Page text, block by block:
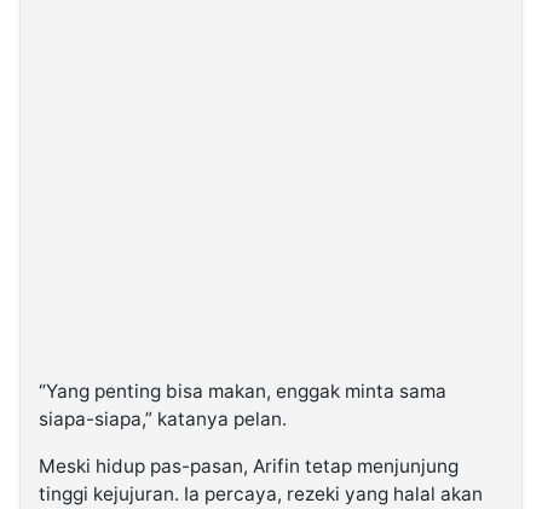
“Yang penting bisa makan, enggak minta sama
siapa-siapa,” katanya pelan.
Meski hidup pas-pasan, Arifin tetap menjunjung
tinggi kejujuran. Ia percaya, rezeki yang halal akan